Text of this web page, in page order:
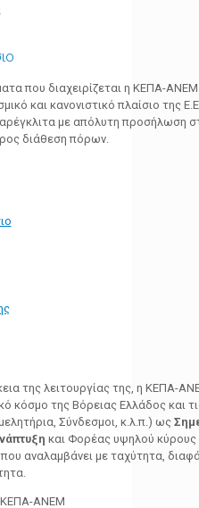
που διαχειρίζεται η ΚΕΠΑ-
και κανονιστικό πλαίσιο της
με απόλυτη προσήλωση
διάθεση πόρων.
της λειτουργίας της, η ΚΕΠΑ-
κόσμο της Βόρειας Ελλάδος και
Σύνδεσμοι, κ.λ.π.) ως
και Φορέας υψηλού κύρους
αναλαμβάνει με ταχύτητα,